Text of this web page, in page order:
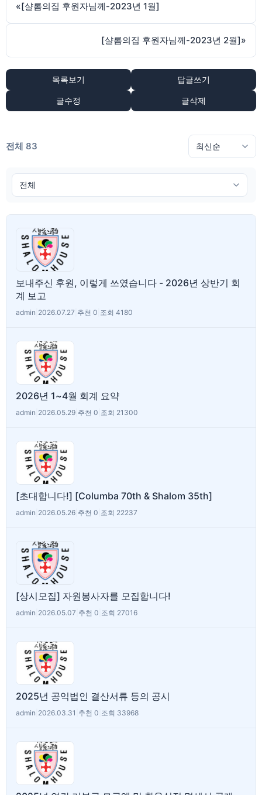
«[샬롬의집 후원자님께-2023년 1월]
[샬롬의집 후원자님께-2023년 2월]»
목록보기 답글쓰기
글수정 글삭제
전체 83
보내주신 후원, 이렇게 쓰였습니다 - 2026년 상반기 회
계 보고
admin 2026.07.27 추천 0 조회 4180
2026년 1~4월 회계 요약
admin 2026.05.29 추천 0 조회 21300
[초대합니다!] [Columba 70th & Shalom 35th]
admin 2026.05.26 추천 0 조회 22237
[상시모집] 자원봉사자를 모집합니다!
admin 2026.05.07 추천 0 조회 27016
2025년 공익법인 결산서류 등의 공시
admin 2026.03.31 추천 0 조회 33968